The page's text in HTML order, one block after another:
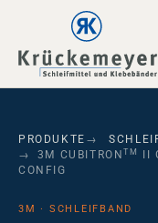
Skip to main navigation
Skip to main content
Skip to page footer
PRODUKTE
3M CUBITRON TM
II
CONFIG
3M · SCHLEIFBAND